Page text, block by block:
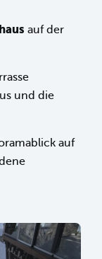
auf der
und die
auf